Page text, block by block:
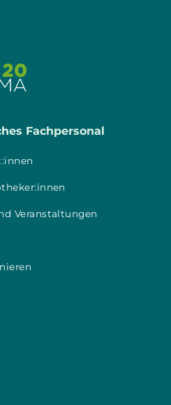
Fachpersonal
Veranstaltungen